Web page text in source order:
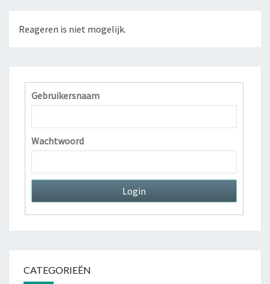
Reageren is niet mogelijk.
Gebruikersnaam
Wachtwoord
CATEGORIEËN